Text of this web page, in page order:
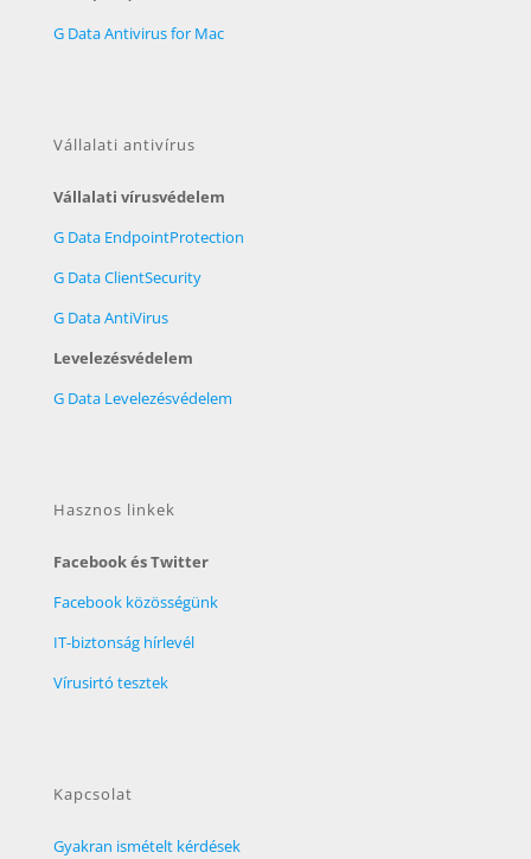
G Data Antivirus for Mac
Vállalati antivírus
Vállalati vírusvédelem
G Data EndpointProtection
G Data ClientSecurity
G Data AntiVirus
Levelezésvédelem
G Data Levelezésvédelem
Hasznos linkek
Facebook és Twitter
Facebook közösségünk
IT-biztonság hírlevél
Vírusirtó tesztek
Kapcsolat
Gyakran ismételt kérdések